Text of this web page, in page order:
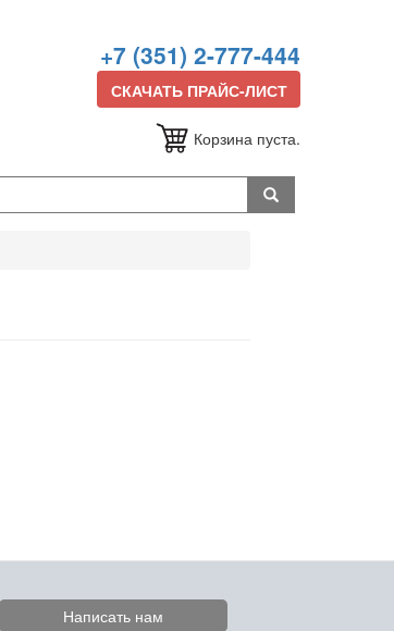
+7 (351) 2-777-444
СКАЧАТЬ ПРАЙС-ЛИСТ
Корзина пуста.
Написать нам